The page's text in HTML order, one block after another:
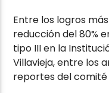
Entre los logros
reducción del 80%
tipo III en la
Villavieja, entre los
reportes del comité